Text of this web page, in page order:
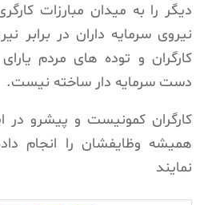
دیگر را به میدان مبارزات
نیروی سرمایه داران در برابر
کارگران و توده های مردم
دست سرمایه دار ساخته نیست.
کارگران کمونیست و پیشرو در
همیشه وظایفشان را انجام
نمایند